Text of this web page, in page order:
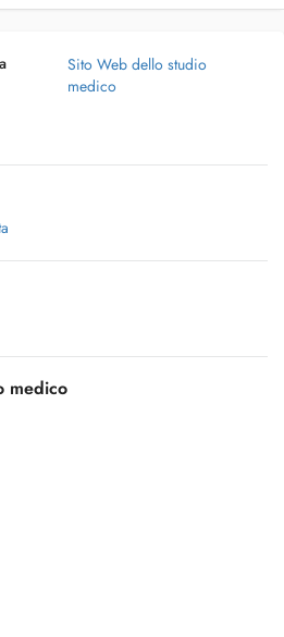
Sito Web dello studio
medico
medico